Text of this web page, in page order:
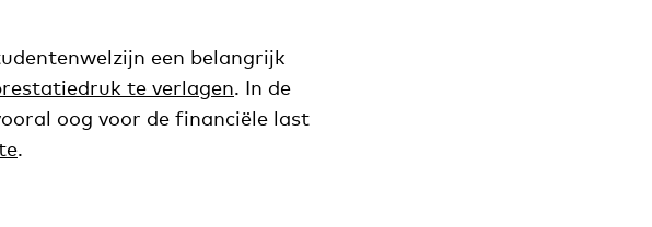
een belangrijk
te verlagen. In de
oog voor de financiële last
.